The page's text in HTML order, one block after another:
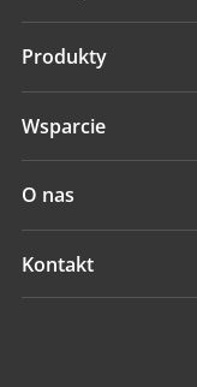
Rozwiązania
Produkty
Systemy
Systemy niwelacji
Wsparcie
O nas
Przegląd
Kontakt